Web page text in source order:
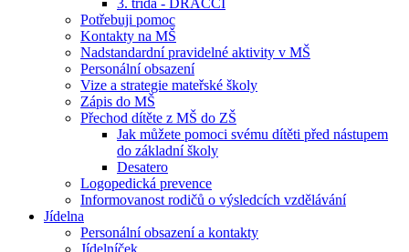
3. třída - DRÁČCI
Potřebuji pomoc
Kontakty na MŠ
Nadstandardní pravidelné aktivity v MŠ
Personální obsazení
Vize a strategie mateřské školy
Zápis do MŠ
Přechod dítěte z MŠ do ZŠ
Jak můžete pomoci svému dítěti před nástupem
do základní školy
Desatero
Logopedická prevence
Informovanost rodičů o výsledcích vzdělávání
Jídelna
Personální obsazení a kontakty
Jídelníček